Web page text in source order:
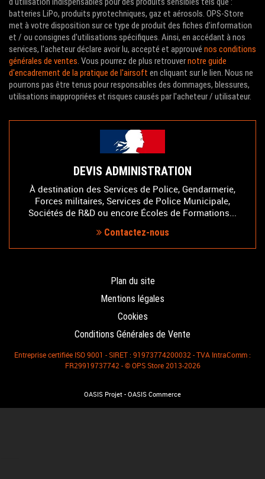
batteries LiPo, produits pyrotechniques, gaz et aérosols. OPS-Store
met à votre disposition sur ce type de produit des fiches d'information
et / ou consignes d'utilisations spécifiques. Ainsi, en accédant à nos
services, l'acheteur déclare avoir lu, accepté et approuvé nos conditions
générales de ventes. Vous pourrez de plus retrouvernotre guide
d'encadrement de la pratique de l'airsoft en cliquant sur le lien. Nous ne
pourrons pas être tenus pour responsables des dommages, blessures,
utilisations inappropriées et risques causés par l'acheteur / utilisateur.
DEVIS ADMINISTRATION
À destination des Services de Police, Gendarmerie,
Forces militaires, Services de Police Municipale,
Sociétés de R&D ou encore Écoles de Formations...
Contactez-nous
Plan du site
Mentions légales
Cookies
Conditions Générales de Vente
Entreprise certifiée ISO 9001 - SIRET : 91973774200032 - TVA IntraComm :
FR29919737742 - © OPS Store 2013-2026
OASIS Projet - OASIS Commerce